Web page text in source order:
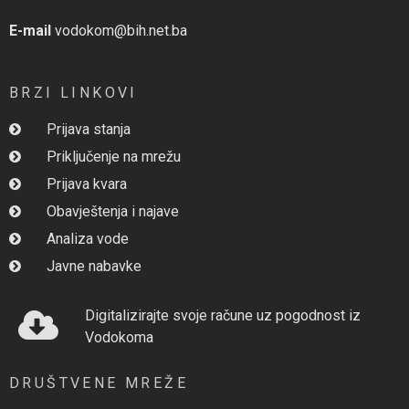
E-mail vodokom@bih.net.ba
BRZI LINKOVI
Prijava stanja
Priključenje na mrežu
Prijava kvara
Obavještenja i najave
Analiza vode
Javne nabavke
Digitalizirajte svoje račune uz pogodnost iz
Vodokoma
DRUŠTVENE MREŽE